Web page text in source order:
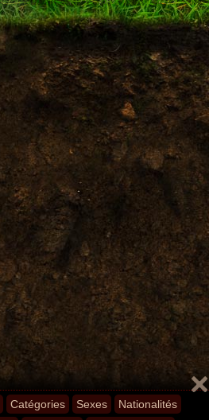
Catégories Sexes Nationalités